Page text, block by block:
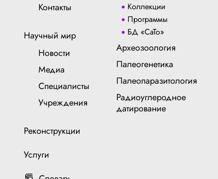
Контакты
Научный мир
Новости
Медиа
Специалисты
Учреждения
Реконструкции
Услуги
Коллекции
Программы
БД «СаТо»
Археозоология
Палеогенетика
Палеопаразитология
Радиоуглеродное
датирование